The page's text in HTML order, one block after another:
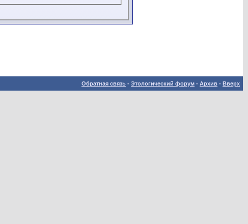
Обратная связь - Этологический форум - Архив - Вверх